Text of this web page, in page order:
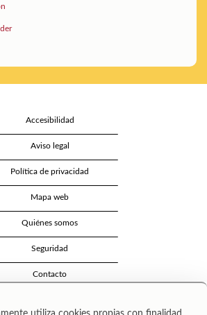
Accesibilidad
Aviso legal
Política de privacidad
Mapa web
Quiénes somos
Seguridad
Contacto